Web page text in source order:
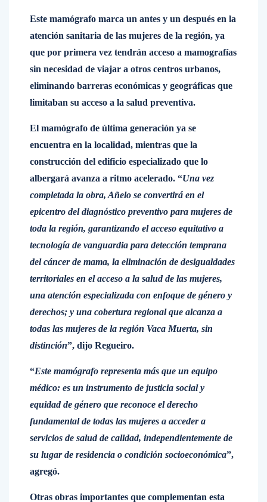
Este mamógrafo marca un antes y un después en la
atención sanitaria de las mujeres de la región, ya
que por primera vez tendrán acceso a mamografías
sin necesidad de viajar a otros centros urbanos,
eliminando barreras económicas y geográficas que
limitaban su acceso a la salud preventiva.
El mamógrafo de última generación ya se
encuentra en la localidad, mientras que la
construcción del edificio especializado que lo
albergará avanza a ritmo acelerado. “Una vez
completada la obra, Añelo se convertirá en el
epicentro del diagnóstico preventivo para mujeres de
toda la región, garantizando el acceso equitativo a
tecnología de vanguardia para detección temprana
del cáncer de mama, la eliminación de desigualdades
territoriales en el acceso a la salud de las mujeres,
una atención especializada con enfoque de género y
derechos; y una cobertura regional que alcanza a
todas las mujeres de la región Vaca Muerta, sin
distinción”, dijo Regueiro.
“Este mamógrafo representa más que un equipo
médico: es un instrumento de justicia social y
equidad de género que reconoce el derecho
fundamental de todas las mujeres a acceder a
servicios de salud de calidad, independientemente de
su lugar de residencia o condición socioeconómica”,
agregó.
Otras obras importantes que complementan esta